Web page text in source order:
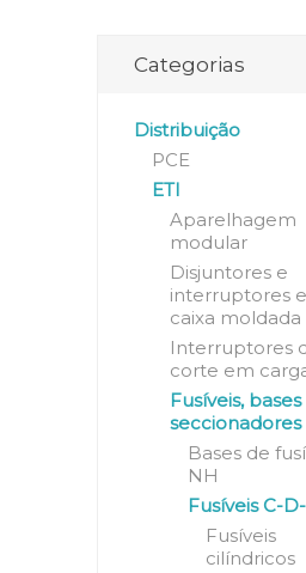
Categorias
Distribuição
PCE
ETI
Aparelhagem
modular
Disjuntores e
interruptores
caixa moldada
Interruptores
corte em
Fusíveis, bases
seccionadores
Bases de
NH
Fusíveis C-
Fusíveis
cilíndricos